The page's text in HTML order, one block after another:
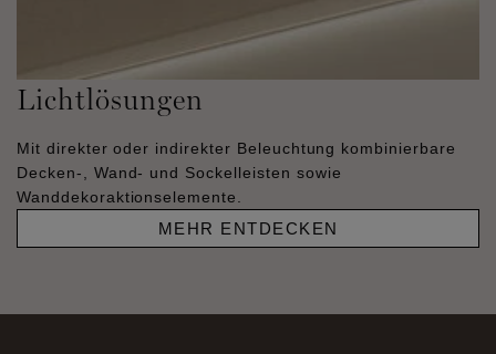
Lichtlösungen
Mit direkter oder indirekter Beleuchtung kombinierbare
Decken-, Wand- und Sockelleisten sowie
Wanddekoraktionselemente.
MEHR ENTDECKEN